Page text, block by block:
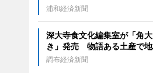
浦和経済新聞
深大寺食文化編集室が「角
き」発売 物語ある土産で
調布経済新聞